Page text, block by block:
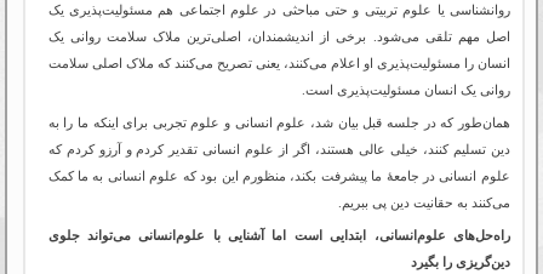
روانشناسی یا علوم تربیتی و حتی مباحثی در علوم اجتماعی هم مسئولیت‌پذیری یک
اصل مهم تلقی می‌شود. برخی از اندیشمندان، اصلی‌ترین ملاک سلامت روانی یک
انسان را مسئولیت‌پذیری او اعلام می‌کنند، یعنی تصریح می‌کنند که ملاک اصلی سلامت
روانی یک انسان مسئولیت‌پذیری است.
همان‌طور که در جلسه قبل بیان شد، علوم انسانی و علوم تجربی برای اینکه ما را به
دین تسلیم کنند، خیلی عالی هستند، اگر از علوم انسانی تقدیر کردم و آرزو کردم که
علوم انسانی در جامعۀ ما پیشرفت بکند، منظورم این بود که علوم انسانی به ما کمک
می‌کنند به حقانیت دین پی ببریم.
راه‌حل‌های علوم‌انسانی، ابتدایی است اما آشنایی با علوم‌انسانی می‌تواند جلوی
دین‌گریزی را بگیرد